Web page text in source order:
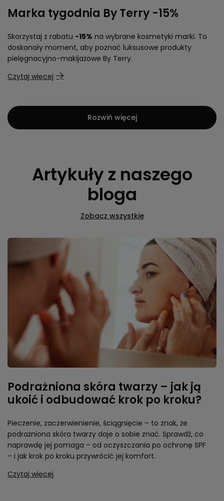
Marka tygodnia By Terry -15%
Skorzystaj z rabatu -15% na wybrane kosmetyki marki. To
doskonały moment, aby poznać luksusowe produkty
pielęgnacyjno-makijażowe By Terry.
Czytaj więcej
Rozwiń więcej
Artykuły z naszego
bloga
Zobacz wszystkie
Podrażniona skóra twarzy – jak ją
ukoić i odbudować krok po kroku?
Pieczenie, zaczerwienienie, ściągnięcie – to znak, że
podrażniona skóra twarzy daje o sobie znać. Sprawdź, co
naprawdę jej pomaga – od oczyszczania po ochronę SPF
– i jak krok po kroku przywrócić jej komfort.
Czytaj więcej